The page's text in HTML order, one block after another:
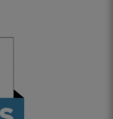
donnez à votre
nappes sont